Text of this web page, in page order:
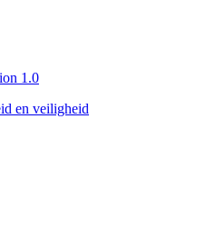
1.0
en veiligheid